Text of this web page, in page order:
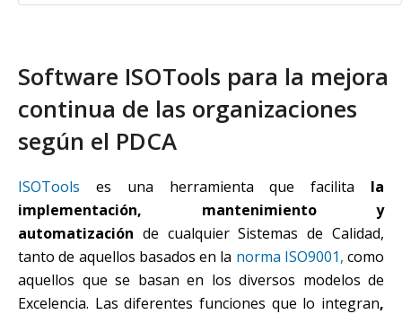
Software ISOTools para la mejora
continua de las organizaciones
según el PDCA
ISOTools es una herramienta que facilita la
implementación, mantenimiento y
automatización de cualquier Sistemas de Calidad,
tanto de aquellos basados en la norma ISO9001, como
aquellos que se basan en los diversos modelos de
Excelencia. Las diferentes funciones que lo integran,